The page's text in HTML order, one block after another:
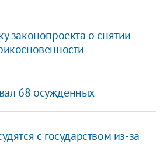
законопроекта о снятии
68 осужденных
с государством из-за